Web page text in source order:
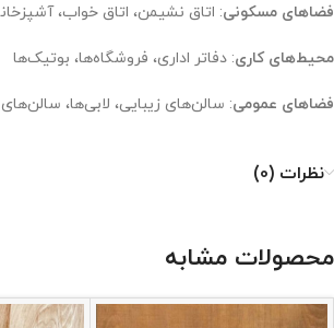
فضاهای مسکونی: اتاق نشیمن، اتاق خواب،
محیط‌های کاری: دفاتر اداری، فروشگاه‌ها، بوتیک‌ها
فضاهای عمومی: سالن‌های زیبایی، لابی‌ها، سالن‌های
نظرات (0)
محصولات مشابه